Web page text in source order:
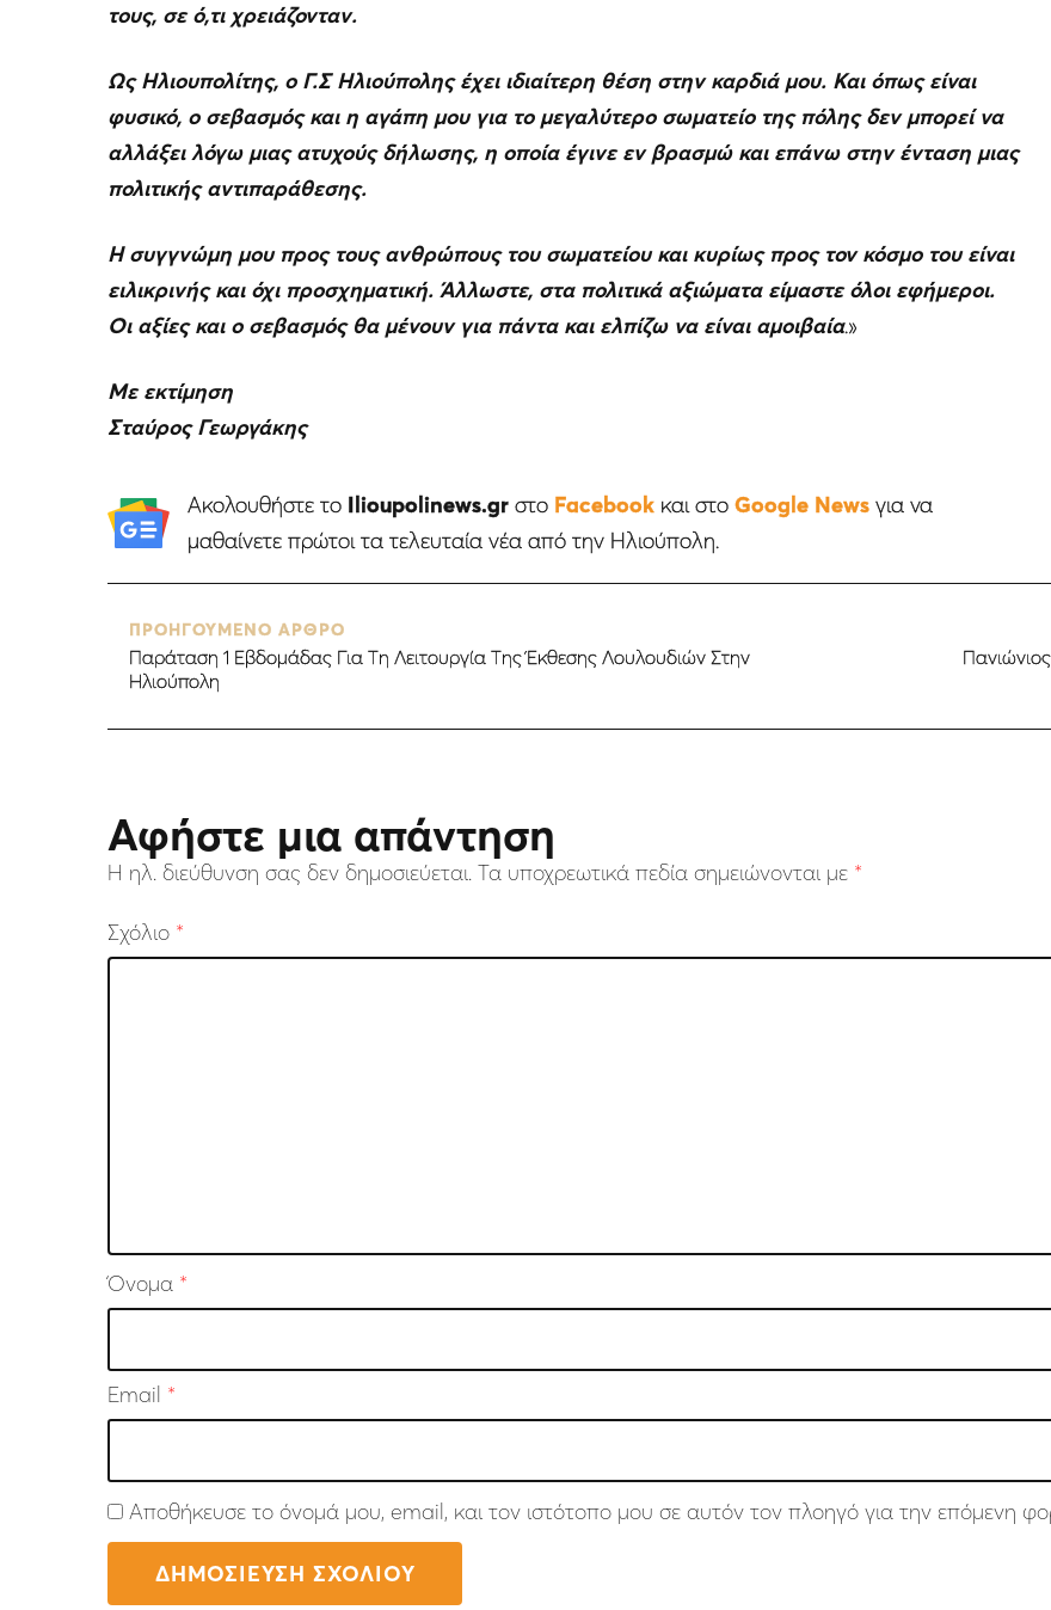
τους, σε ό,τι χρειάζονταν.
Ως Ηλιουπολίτης, ο Γ.Σ Ηλιούπολης έχει ιδιαίτερη θέση στην καρδιά μου. Και όπως είναι
φυσικό, ο σεβασμός και η αγάπη μου για το μεγαλύτερο σωματείο της πόλης δεν μπορεί να
αλλάξει λόγω μιας ατυχούς δήλωσης, η οποία έγινε εν βρασμώ και επάνω στην ένταση μιας
πολιτικής αντιπαράθεσης.
Η συγγνώμη μου προς τους ανθρώπους του σωματείου και κυρίως προς τον κόσμο του είναι
ειλικρινής και όχι προσχηματική. Άλλωστε, στα πολιτικά αξιώματα είμαστε όλοι εφήμεροι.
Οι αξίες και ο σεβασμός θα μένουν για πάντα και ελπίζω να είναι αμοιβαία.»
Με εκτίμηση
Σταύρος Γεωργάκης
Ακολουθήστε το Ilioupolinews.grστο Facebookκαι στο Google Newsγια να
μαθαίνετε πρώτοι τα τελευταία νέα από την Ηλιούπολη.
ΠΡΟΗΓΟΥΜΕΝΟ ΑΡΘΡΟ
Παράταση 1 Εβδομάδας Για Τη Λειτουργία Της Έκθεσης Λουλουδιών Στην
Ηλιούπολη
Αφήστε μια απάντηση
Η ηλ. διεύθυνση σας δεν δημοσιεύεται. Τα υποχρεωτικά πεδία σημειώνονται με *
Σχόλιο *
Όνομα *
Email *
Αποθήκευσε το όνομά μου, email, και τον ιστότοπο μου σε αυτόν τον πλοηγό για την επόμενη